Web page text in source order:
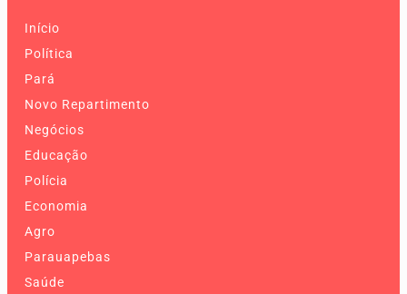
Início
Política
Pará
Novo Repartimento
Negócios
Educação
Polícia
Economia
Agro
Parauapebas
Saúde